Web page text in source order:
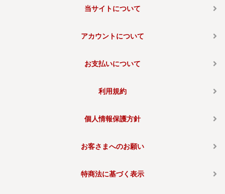
当サイトについて
アカウントについて
お支払いについて
利用規約
個人情報保護方針
お客さまへのお願い
特商法に基づく表示